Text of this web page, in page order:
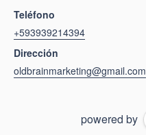
Teléfono
+593939214394
Dirección
oldbrainmarketing@gmail.com
powered by